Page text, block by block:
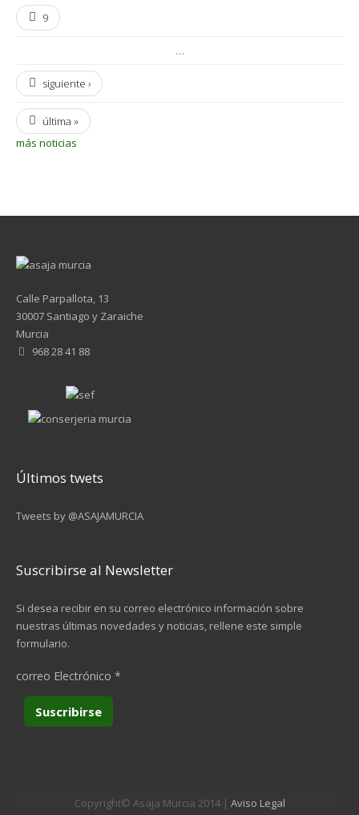
9
…
siguiente ›
última »
más noticias
Calle Parpallota, 13
30007 Santiago y Zaraiche
Murcia
968 28 41 88
Últimos twets
Tweets by @ASAJAMURCIA
Suscribirse al Newsletter
Si desea recibir en su correo electrónico información sobre
nuestras últimas novedades y noticias, rellene este simple
formulario.
correo Electrónico *
Copyright© Asaja Murcia 2014 | Aviso Legal